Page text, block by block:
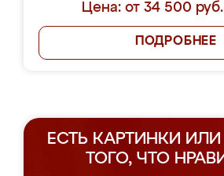
Цена: от 34 500
ПОДРОБНЕЕ
ЕСТЬ КАРТИНКИ
ТОГО, ЧТО